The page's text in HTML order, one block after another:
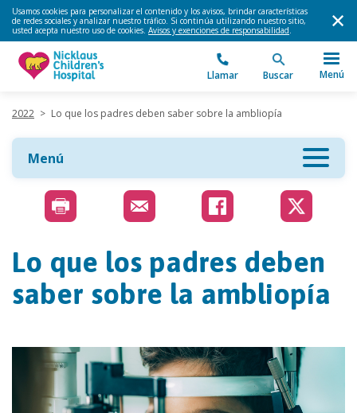
Usamos cookies para personalizar el contenido y los avisos, brindar características
de redes sociales y analizar nuestro tráfico. Si continúa utilizando nuestro sitio,
usted acepta nuestro uso de cookies. Avisos y exenciones de responsabilidad.
Llamar Buscar Menú
2022 > Lo que los padres deben saber sobre la ambliopía
Menú
Lo que los padres deben
saber sobre la ambliopía